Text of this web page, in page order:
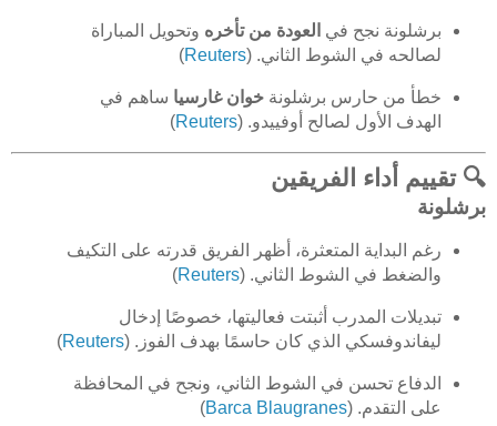
برشلونة نجح في العودة من تأخره وتحويل المباراة
لصالحه في الشوط الثاني. (Reuters
)
خطأ من حارس برشلونة خوان غارسيا ساهم في
الهدف الأول لصالح أوفييدو. (Reuters
)
🔍 تقييم أداء الفريقين
برشلونة
رغم البداية المتعثرة، أظهر الفريق قدرته على التكيف
والضغط في الشوط الثاني. (Reuters
)
تبديلات المدرب أثبتت فعاليتها، خصوصًا إدخال
ليفاندوفسكي الذي كان حاسمًا بهدف الفوز. (Reuters
)
الدفاع تحسن في الشوط الثاني، ونجح في المحافظة
على التقدم. (Barca Blaugranes
)